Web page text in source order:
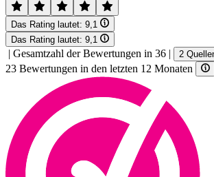
Das Rating lautet: 9,1
Das Rating lautet: 9,1
| Gesamtzahl der Bewertungen in 36 | 2
23 Bewertungen in den letzten 12 Monaten